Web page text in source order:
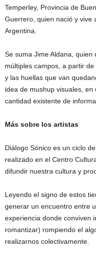
Temperley, Provincia de
Guerrero, quien nació y vive
Argentina.
Se suma Jime Aldana,
múltiples campos, a partir
y las huellas que van
idea de mushup visuales,
cantidad existente de
Más sobre los artistas
Diálogo Sónico es un ciclo
realizado en el Centro
difundir nuestra cultura y
Leyendo el signo de estos
generar un encuentro entre
experiencia donde conviven
romantizar) rompiendo el
realizarnos colectivamente.